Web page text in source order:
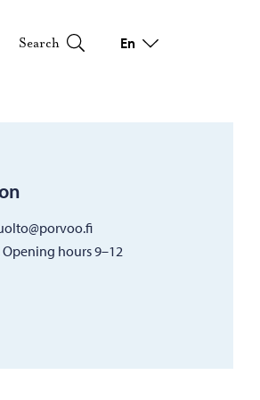
Search
Switch language
Current language:
En
Opening hours 9–12